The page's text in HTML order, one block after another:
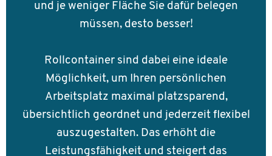
und je weniger Fläche Sie dafür belegen
müssen, desto besser!
Rollcontainer sind dabei eine ideale
Möglichkeit, um Ihren persönlichen
Arbeitsplatz maximal platzsparend,
übersichtlich geordnet und jederzeit flexibel
auszugestalten. Das erhöht die
Leistungsfähigkeit und steigert das